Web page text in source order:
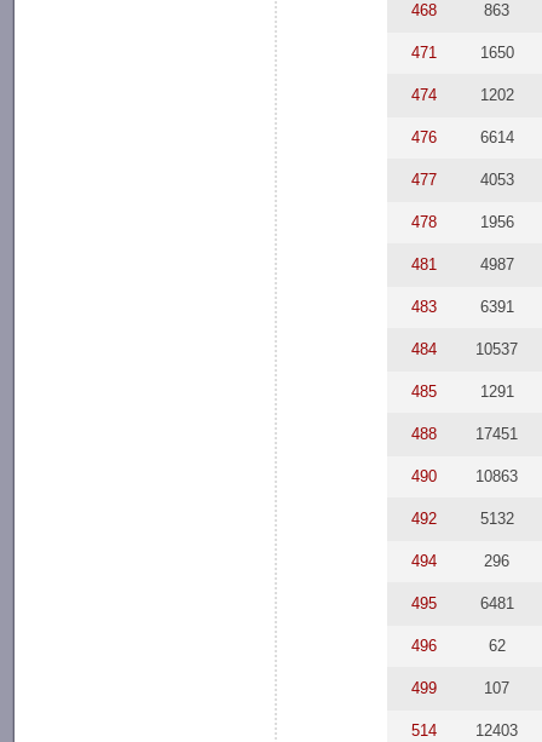
468 863
471 1650
474 1202
476 6614
477 4053
478 1956
481 4987
483 6391
484 10537
485 1291
488 17451
490 10863
492 5132
494 296
495 6481
496 62
499 107
514 12403